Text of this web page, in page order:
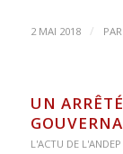
2 MAI 2018 / PAR
UN
L'ACTU DE L'ANDEP